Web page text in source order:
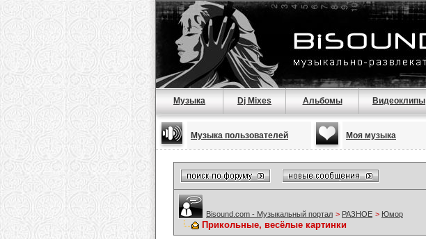
Музыка Dj Mixes Альбомы Видеоклипы
Музыка пользователей Моя музыка
Bisound.com - Музыкальный портал > РАЗНОЕ > Юмор
Прикольные, весёлые картинки